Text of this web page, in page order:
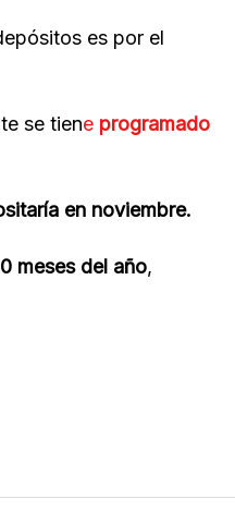
es por el
se tiene programado
en noviembre.
meses del año,